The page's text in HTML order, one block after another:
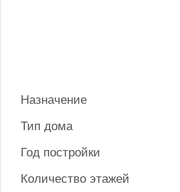
Назначение
Тип дома
Год постройки
Количество этажей